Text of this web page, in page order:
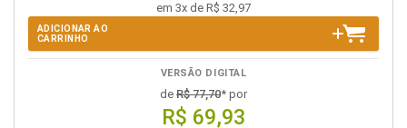
em 3x de R$ 32,97
ADICIONAR AO
CARRINHO
VERSÃO DIGITAL
de R$ 77,70* por
R$ 69,93